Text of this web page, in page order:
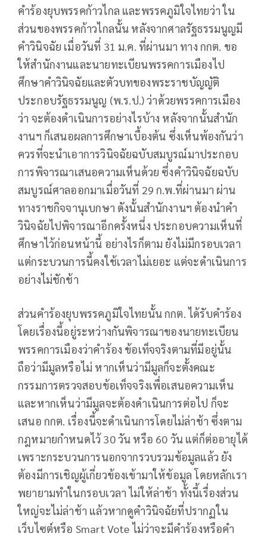
คำร้องยุบพรรคก้าวไกล และพรรคภูมิใจไทยว่า ใน
ส่วนของพรรคก้าวไกลนั้น หลังจากศาลรัฐธรรมนูญมี
คำวินิจฉัย เมื่อวันที่ 31 ม.ค. ที่ผ่านมา ทาง กกต. ขอ
ให้สำนักงานและนายทะเบียนพรรคการเมืองไป
ศึกษาคำวินิจฉัยและตัวบทของพระราชบัญญัติ
ประกอบรัฐธรรมนูญ (พ.ร.ป.) ​ว่าด้วยพรรคการเมือง
ว่า จะต้องดำเนินการอย่างไรบ้าง หลังจากนั้นสำนัก
งานฯ ก็เสนอผลการศึกษาเบื้องต้น ซึ่งเห็นพ้องกันว่า
ควรที่จะนำเอาการวินิจฉัยฉบับสมบูรณ์มาประกอบ
การพิจารณาเสนอความเห็นด้วย ซึ่งคำวินิจฉัยฉบับ
สมบูรณ์ศาลออกมาเมื่อวันที่ 29 ก.พ.ที่ผ่านมา ผ่าน
ทางราชกิจจานุเบกษา ดังนั้นสำนักงานฯ ต้องนำคำ
วินิจฉัยไปพิจารณาอีกครั้งหนึ่ง ประกอบความเห็นที่
ศึกษาไว้ก่อนหน้านี้ อย่างไรก็ตาม ยังไม่มีกรอบเวลา
แต่กระบวนการนี้คงใช้เวลาไม่เยอะ แต่จะดำเนินการ
อย่างไม่ชักช้า
ส่วนคำร้องยุบพรรคภูมิใจไทยนั้น กกต. ได้รับคำร้อง
โดยเรื่องนี้อยู่ระหว่างกันพิจารณาของนายทะเบียน
พรรคการเมืองว่าคำร้อง ข้อเท็จจริงตามที่มีอยู่นั้น
ถือว่ามีมูลหรือไม่ หากเห็นว่ามีมูลก็จะตั้งคณะ
กรรมการตรวจสอบข้อเท็จจริงเพื่อเสนอความเห็น
และหากเห็นว่ามีมูลจะต้องดำเนินการต่อไป ก็จะ
เสนอ กกต. เรื่องนี้จะดำเนินการโดยไม่ล่าช้า ซึ่งตาม
กฎหมายกำหนดไว้ 30 วัน หรือ 60 วัน แต่ก็ต่ออายุได้
เพราะกระบวนการนอกจากรวบรวมข้อมูลแล้ว ยัง
ต้องมีการเชิญผู้เกี่ยวข้องเข้ามาให้ข้อมูล โดยหลักเรา
พยายามทำในกรอบเวลา ไม่ให้ล่าช้า ทั้งนี้เรื่องส่วน
ใหญ่จะไม่ล่าช้า แล้วหากดูคำวินิจฉัยที่ปรากฏใน
เว็บไซต์หรือ Smart Vote ไม่ว่าจะมีคำร้องหรือคำ